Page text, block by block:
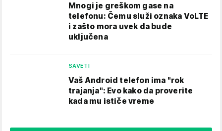
Mnogi je greškom gase na
telefonu: Čemu služi oznaka VoLTE
i zašto mora uvek da bude
uključena
SAVETI
Vaš Android telefon ima "rok
trajanja": Evo kako da proverite
kada mu ističe vreme